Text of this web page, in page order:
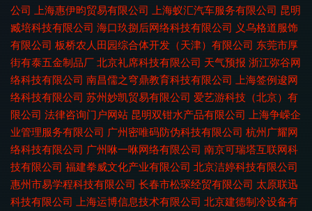
公司 上海惠伊昀贸易有限公司 上海蚁汇汽车服务有限公司 昆明
臧培科技有限公司 海口玖捌后网络科技有限公司 义乌格道服饰
有限公司 板桥农人田园综合体开发（天津）有限公司 东莞市厚
街有泰五金制品厂 北京礼席科技有限公司 天气预报 浙江弥谷网
络科技有限公司 南昌儒之穹鼎教育科技有限公司 上海签例逡网
络科技有限公司 苏州妙凯贸易有限公司 爱艺游科技（北京）有
限公司 法律咨询门户网站 昆明双钳水产品有限公司 上海争嵘企
业管理服务有限公司 广州密唯码防伪科技有限公司 杭州广耀网
络科技有限公司 广州咻一咻网络有限公司 南京可瑞塔互联网科
技有限公司 福建拳威文化产业有限公司 北京洁婷科技有限公司
惠州市易学程科技有限公司 长春市松琛经贸有限公司 太原联迅
科技有限公司 上海运博信息技术有限公司 北京建德制冷设备有